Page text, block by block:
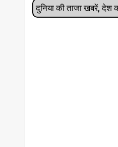
दुनिया की ताजा खबरें,